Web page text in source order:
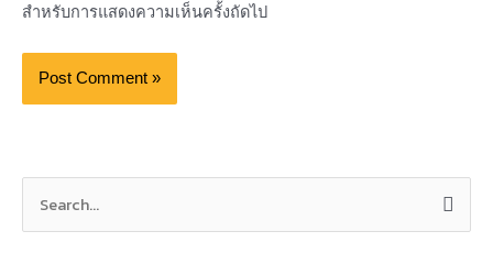
สำหรับการแสดงความเห็นครั้งถัดไป